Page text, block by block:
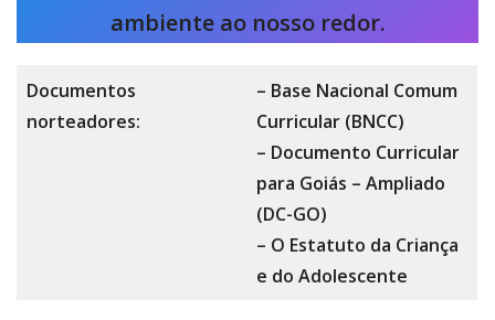
ambiente ao nosso redor.
Documentos
norteadores:
– Base Nacional Comum
Curricular (BNCC)
– Documento Curricular
para Goiás – Ampliado
(DC-GO)
– O Estatuto da Criança
e do Adolescente